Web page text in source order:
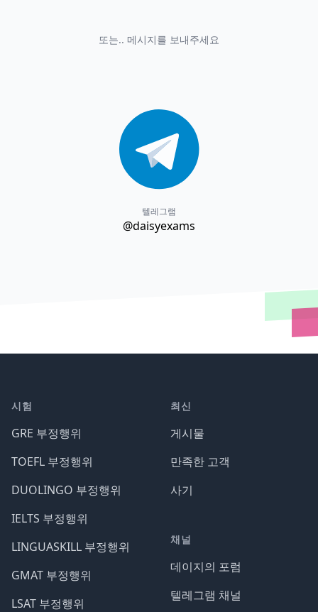
또는.. 메시지를 보내주세요
텔레그램
@daisyexams
시험
GRE 부정행위
TOEFL 부정행위
DUOLINGO 부정행위
IELTS 부정행위
LINGUASKILL 부정행위
GMAT 부정행위
LSAT 부정행위
최신
게시물
만족한 고객
사기
채널
데이지의 포럼
텔레그램 채널